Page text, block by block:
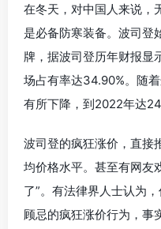
在冬天，对中国人来说，
是必备防寒装备。波司登
牌，据波司登历年财报显
场占有率达34.90%。随
有所下降，到2022年达
波司登的疯狂涨价，直接
均价格水平。甚至有网友
了”。有法律界人士认为
顾忌的疯狂涨价行为，事